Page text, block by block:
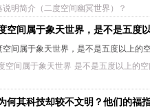
明简介（二度空间幽冥世界）？
空间属于象天世界，是不是五度
间属于象天世界，是不是五度以上的
空间属于象天世界 是不是五度以上的空
何其科技却较不文明？他们的福